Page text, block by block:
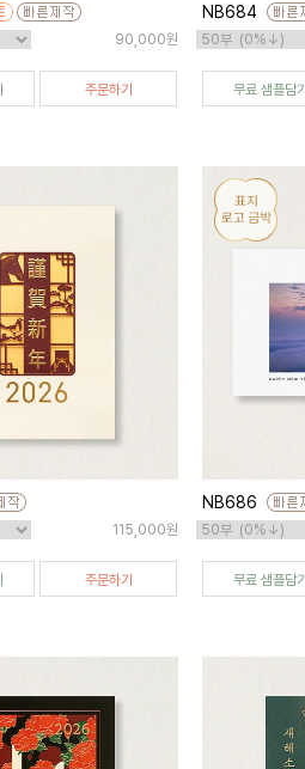
90,000원
주문하기
NB684
무료 샘플담기
115,000원
주문하기
NB686
무료 샘플담기